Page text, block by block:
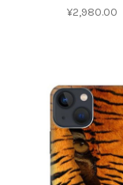
¥2,980.00